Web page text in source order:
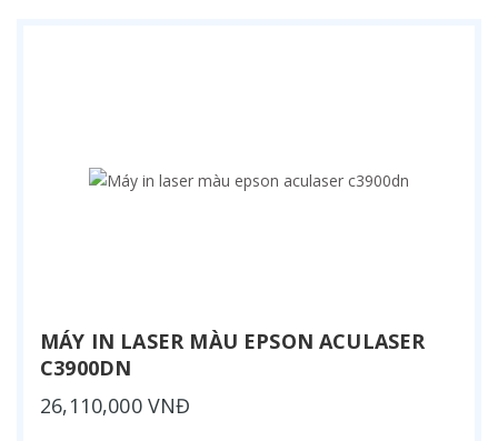
MÁY IN LASER MÀU EPSON ACULASER
C3900DN
26,110,000 VNĐ